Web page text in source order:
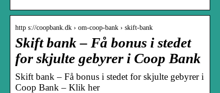
http s://coopbank.dk › om-coop-bank › skift-bank
Skift bank – Få bonus i stedet
for skjulte gebyrer i Coop Bank
Skift bank – Få bonus i stedet for skjulte gebyrer i
Coop Bank – Klik her